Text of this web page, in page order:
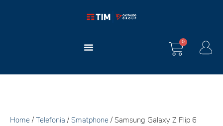
0
Carrello
Home / Telefonia / Smatphone / Samsung Galaxy Z Flip 6